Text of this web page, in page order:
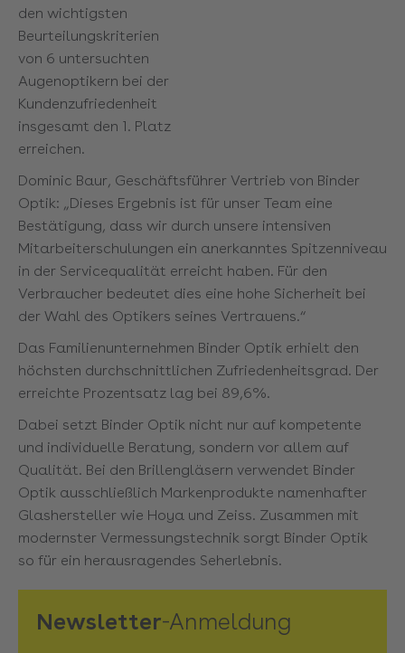
den wichtigsten
Beurteilungskriterien
von 6 untersuchten
Augenoptikern bei der
Kundenzufriedenheit
insgesamt den 1. Platz
erreichen.
Dominic Baur, Geschäftsführer Vertrieb von Binder
Optik: „Dieses Ergebnis ist für unser Team eine
Bestätigung, dass wir durch unsere intensiven
Mitarbeiterschulungen ein anerkanntes Spitzenniveau
in der Servicequalität erreicht haben. Für den
Verbraucher bedeutet dies eine hohe Sicherheit bei
der Wahl des Optikers seines Vertrauens.“
Das Familienunternehmen Binder Optik erhielt den
höchsten durchschnittlichen Zufriedenheitsgrad. Der
erreichte Prozentsatz lag bei 89,6%.
Dabei setzt Binder Optik nicht nur auf kompetente
und individuelle Beratung, sondern vor allem auf
Qualität. Bei den Brillengläsern verwendet Binder
Optik ausschließlich Markenprodukte namenhafter
Glashersteller wie Hoya und Zeiss. Zusammen mit
modernster Vermessungstechnik sorgt Binder Optik
so für ein herausragendes Seherlebnis.
Newsletter-Anmeldung